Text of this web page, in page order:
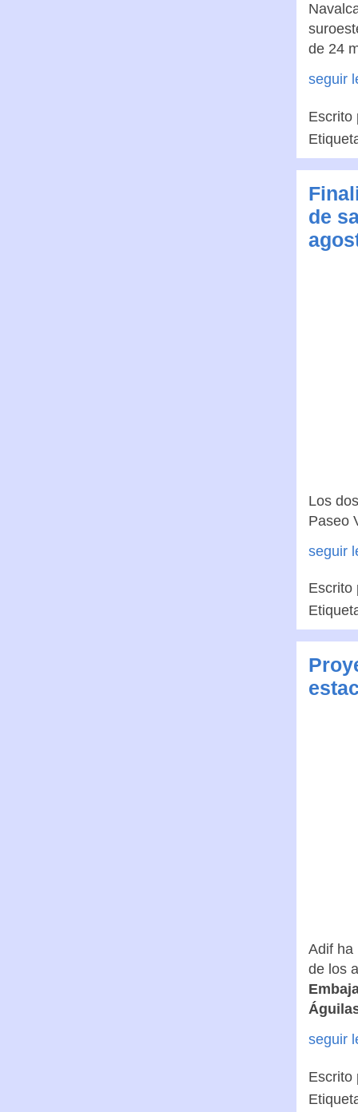
de 24
seguir
de
Los
Paseo
seguir
Adif ha
de los
seguir